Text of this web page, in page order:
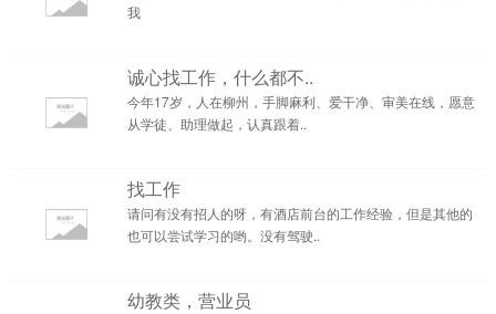
我
诚心找工作，什么都不..
今年17岁，人在柳州，手脚麻利、爱干净、审美在线，愿意
从学徒、助理做起，认真跟着..
找工作
请问有没有招人的呀，有酒店前台的工作经验，但是其他的
也可以尝试学习的哟。没有驾驶..
幼教类，营业员